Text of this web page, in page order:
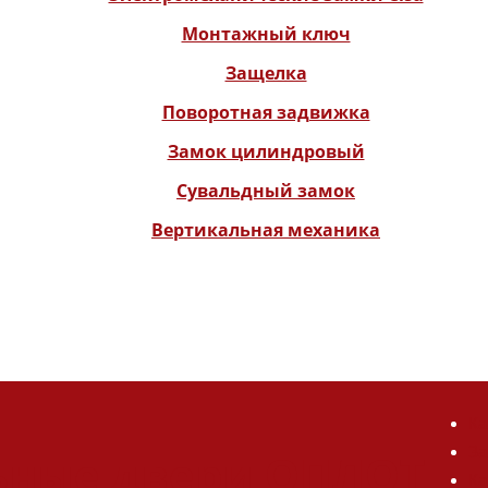
Монтажный ключ
Защелка
Поворотная задвижка
Замок цилиндровый
Сувальдный замок
Вертикальная механика